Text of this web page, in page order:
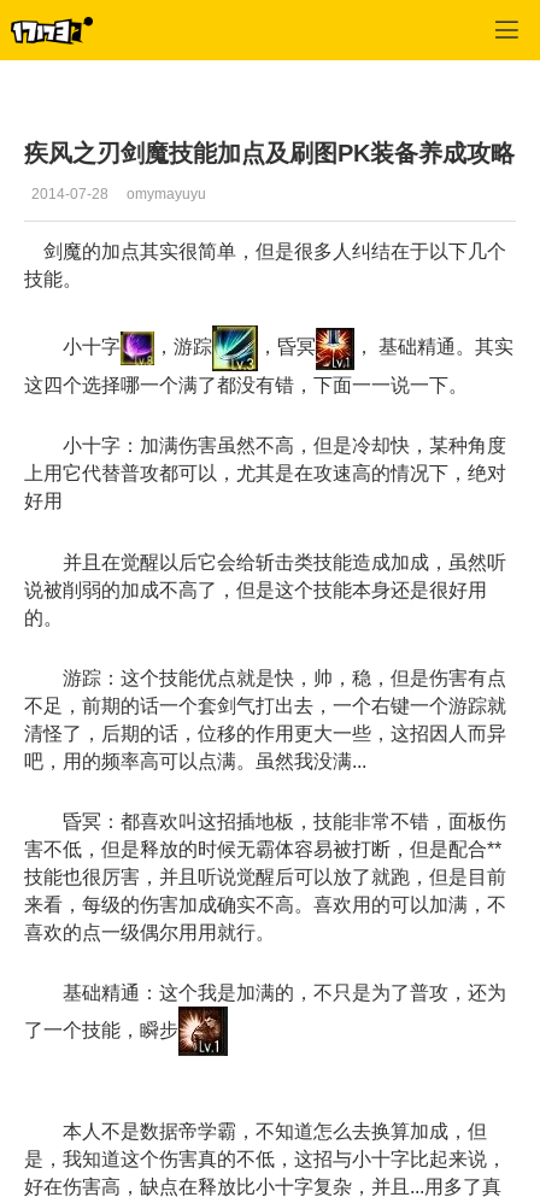
疾风之刃剑魔技能加点及刷图PK装备养成攻略
2014-07-28 omymayuyu
剑魔的加点其实很简单，但是很多人纠结在于以下几个
技能。
小十字 ，游踪 ，昏冥
， 基础精通。其实
这四个选择哪一个满了都没有错，下面一一说一下。
小十字：加满伤害虽然不高，但是冷却快，某种角度
上用它代替普攻都可以，尤其是在攻速高的情况下，绝对
好用
并且在觉醒以后它会给斩击类技能造成加成，虽然听
说被削弱的加成不高了，但是这个技能本身还是很好用
的。
游踪：这个技能优点就是快，帅，稳，但是伤害有点
不足，前期的话一个套剑气打出去，一个右键一个游踪就
清怪了，后期的话，位移的作用更大一些，这招因人而异
吧，用的频率高可以点满。虽然我没满...
昏冥：都喜欢叫这招插地板，技能非常不错，面板伤
害不低，但是释放的时候无霸体容易被打断，但是配合**
技能也很厉害，并且听说觉醒后可以放了就跑，但是目前
来看，每级的伤害加成确实不高。喜欢用的可以加满，不
喜欢的点一级偶尔用用就行。
基础精通：这个我是加满的，不只是为了普攻，还为
了一个技能，瞬步
本人不是数据帝学霸，不知道怎么去换算加成，但
是，我知道这个伤害真的不低，这招与小十字比起来说，
好在伤害高，缺点在释放比小十字复杂，并且...用多了真